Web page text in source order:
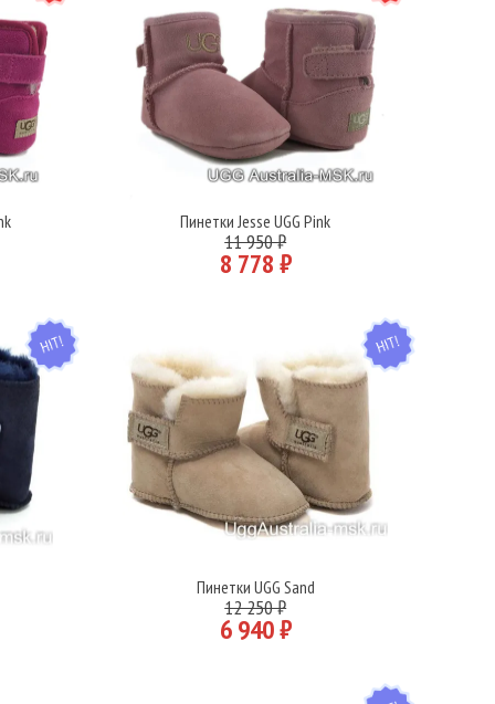
Подробнее
Пинетки Jesse UGG Pink
11 950 ₽
8 778 ₽
HIT HIT
Подробнее
Пинетки UGG Sand
12 250 ₽
6 940 ₽
HIT